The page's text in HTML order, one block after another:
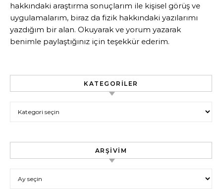
hakkındaki araştırma sonuçlarım ile kişisel görüş ve
uygulamalarım, biraz da fizik hakkındaki yazılarımı
yazdığım bir alan. Okuyarak ve yorum yazarak
benimle paylaştığınız için teşekkür ederim.
KATEGORILER
ARŞIVIM